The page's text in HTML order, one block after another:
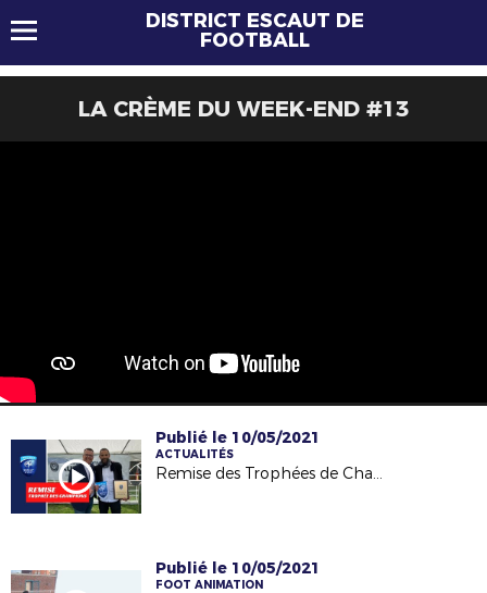
DISTRICT ESCAUT DE
FOOTBALL
LA CRÈME DU WEEK-END #13
Publié le 10/05/2021
ACTUALITÉS
Remise des Trophées de Champions 2018-2019
Publié le 10/05/2021
FOOT ANIMATION